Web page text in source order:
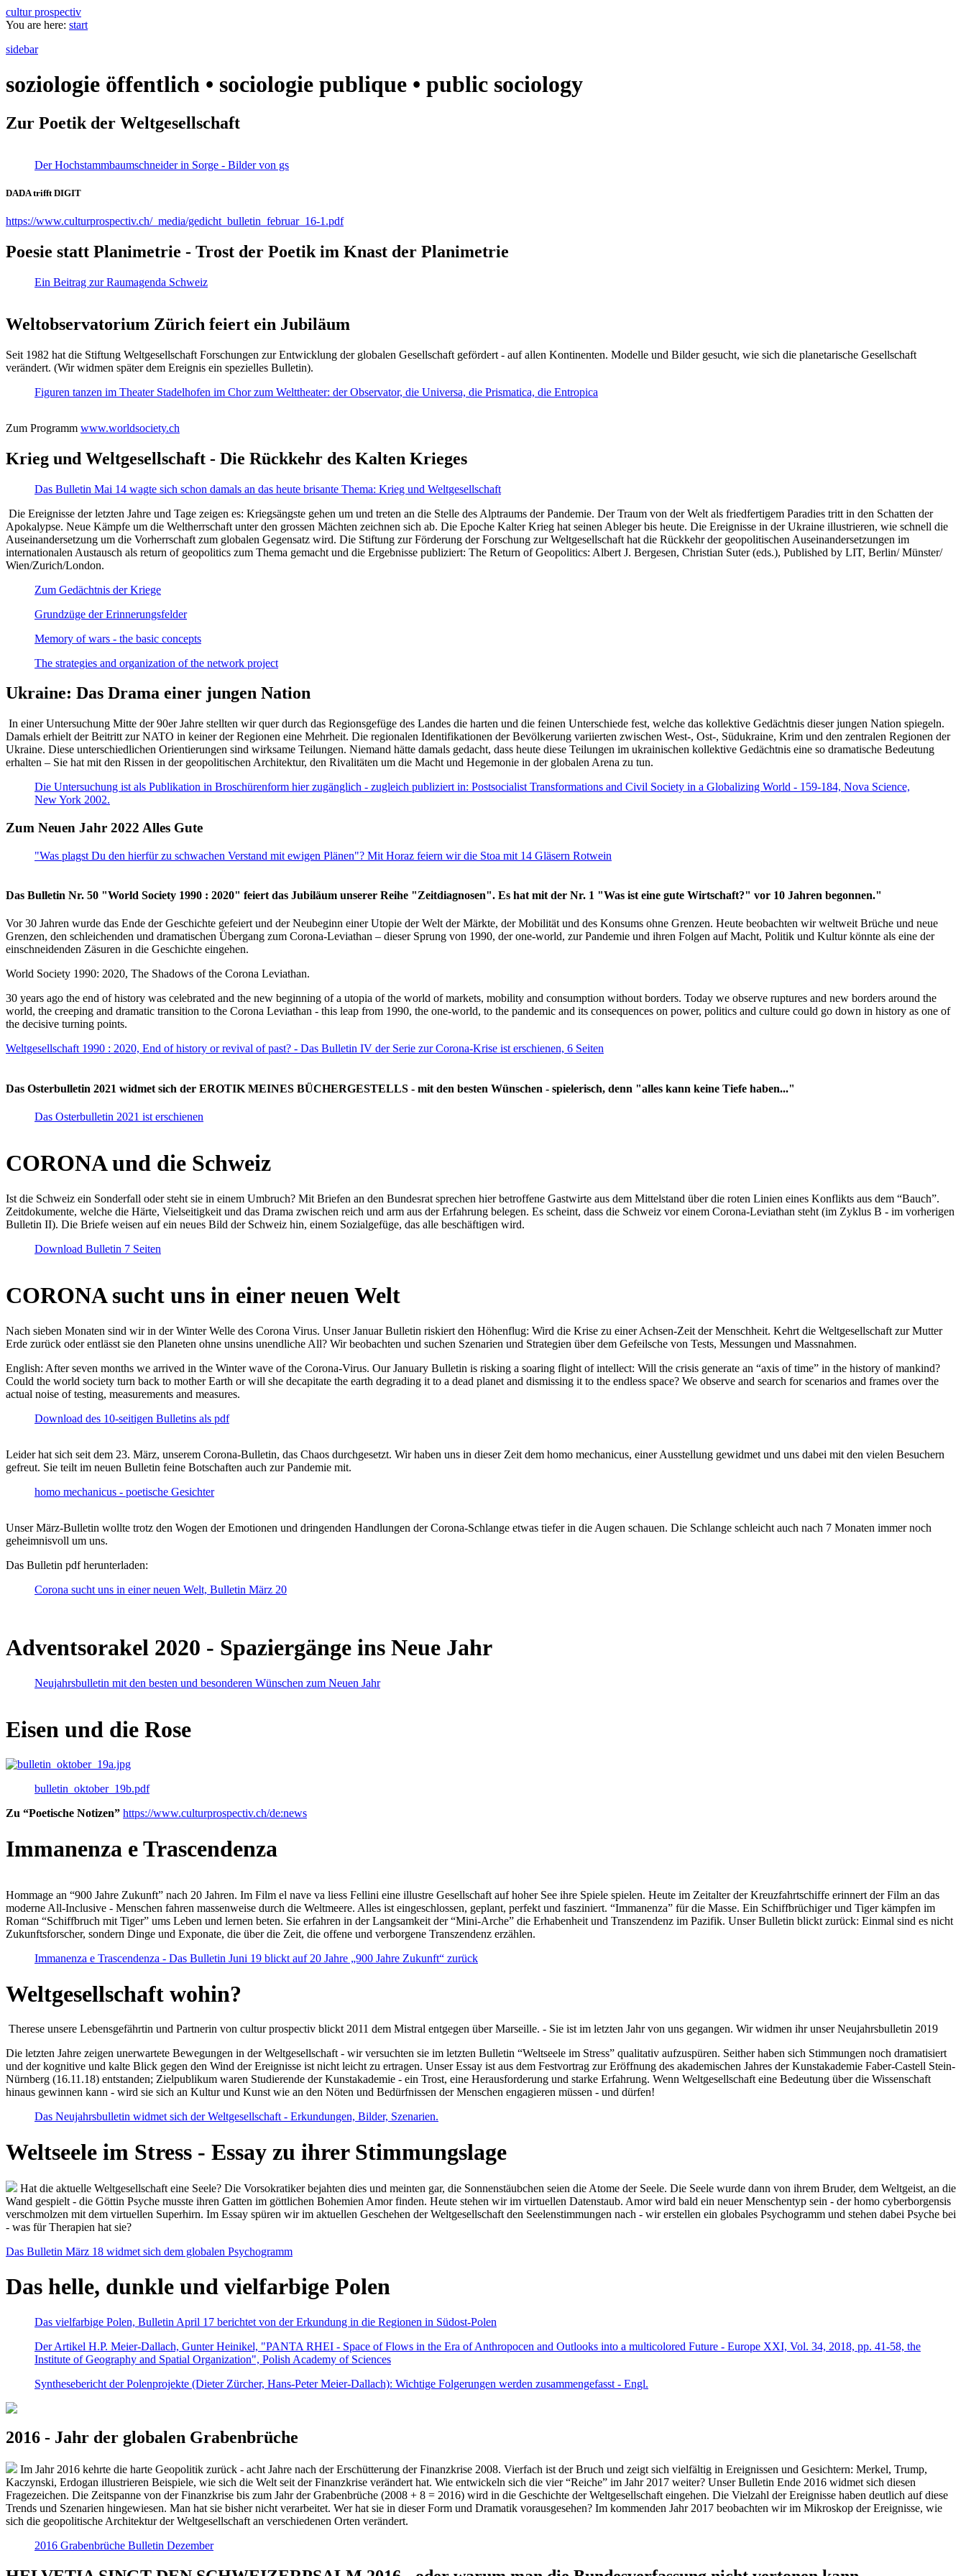
cultur prospectiv
You are here: start
sidebar
soziologie öffentlich • sociologie publique • public sociology
Zur Poetik der Weltgesellschaft
Der Hochstammbaumschneider in Sorge - Bilder von gs
DADA trifft DIGIT
https://www.culturprospectiv.ch/_media/gedicht_bulletin_februar_16-1.pdf
Poesie statt Planimetrie - Trost der Poetik im Knast der Planimetrie
Ein Beitrag zur Raumagenda Schweiz
Weltobservatorium Zürich feiert ein Jubiläum
Seit 1982 hat die Stiftung Weltgesellschaft Forschungen zur Entwicklung der globalen Gesellschaft gefördert - auf allen Kontinenten. Modelle und Bilder gesucht, wie sich die planetarische Gesellschaft
verändert. (Wir widmen später dem Ereignis ein spezielles Bulletin).
Figuren tanzen im Theater Stadelhofen im Chor zum Welttheater: der Observator, die Universa, die Prismatica, die Entropica
Zum Programm www.worldsociety.ch
Krieg und Weltgesellschaft - Die Rückkehr des Kalten Krieges
Das Bulletin Mai 14 wagte sich schon damals an das heute brisante Thema: Krieg und Weltgesellschaft
Die Ereignisse der letzten Jahre und Tage zeigen es: Kriegsängste gehen um und treten an die Stelle des Alptraums der Pandemie. Der Traum von der Welt als friedfertigem Paradies tritt in den Schatten der
Apokalypse. Neue Kämpfe um die Weltherrschaft unter den grossen Mächten zeichnen sich ab. Die Epoche Kalter Krieg hat seinen Ableger bis heute. Die Ereignisse in der Ukraine illustrieren, wie schnell die
Auseinandersetzung um die Vorherrschaft zum globalen Gegensatz wird. Die Stiftung zur Förderung der Forschung zur Weltgesellschaft hat die Rückkehr der geopolitischen Auseinandersetzungen im
internationalen Austausch als return of geopolitics zum Thema gemacht und die Ergebnisse publiziert: The Return of Geopolitics: Albert J. Bergesen, Christian Suter (eds.), Published by LIT, Berlin/ Münster/
Wien/Zurich/London.
Zum Gedächtnis der Kriege
Grundzüge der Erinnerungsfelder
Memory of wars - the basic concepts
The strategies and organization of the network project
Ukraine: Das Drama einer jungen Nation
In einer Untersuchung Mitte der 90er Jahre stellten wir quer durch das Regionsgefüge des Landes die harten und die feinen Unterschiede fest, welche das kollektive Gedächtnis dieser jungen Nation spiegeln.
Damals erhielt der Beitritt zur NATO in keiner der Regionen eine Mehrheit. Die regionalen Identifikationen der Bevölkerung variierten zwischen West-, Ost-, Südukraine, Krim und den zentralen Regionen der
Ukraine. Diese unterschiedlichen Orientierungen sind wirksame Teilungen. Niemand hätte damals gedacht, dass heute diese Teilungen im ukrainischen kollektive Gedächtnis eine so dramatische Bedeutung
erhalten – Sie hat mit den Rissen in der geopolitischen Architektur, den Rivalitäten um die Macht und Hegemonie in der globalen Arena zu tun.
Die Untersuchung ist als Publikation in Broschürenform hier zugänglich - zugleich publiziert in: Postsocialist Transformations and Civil Society in a Globalizing World - 159-184, Nova Science,
New York 2002.
Zum Neuen Jahr 2022 Alles Gute
"Was plagst Du den hierfür zu schwachen Verstand mit ewigen Plänen"? Mit Horaz feiern wir die Stoa mit 14 Gläsern Rotwein
Das Bulletin Nr. 50 "World Society 1990 : 2020" feiert das Jubiläum unserer Reihe "Zeitdiagnosen". Es hat mit der Nr. 1 "Was ist eine gute Wirtschaft?" vor 10 Jahren begonnen."
Vor 30 Jahren wurde das Ende der Geschichte gefeiert und der Neubeginn einer Utopie der Welt der Märkte, der Mobilität und des Konsums ohne Grenzen. Heute beobachten wir weltweit Brüche und neue
Grenzen, den schleichenden und dramatischen Übergang zum Corona-Leviathan – dieser Sprung von 1990, der one-world, zur Pandemie und ihren Folgen auf Macht, Politik und Kultur könnte als eine der
einschneidenden Zäsuren in die Geschichte eingehen.
World Society 1990: 2020, The Shadows of the Corona Leviathan.
30 years ago the end of history was celebrated and the new beginning of a utopia of the world of markets, mobility and consumption without borders. Today we observe ruptures and new borders around the
world, the creeping and dramatic transition to the Corona Leviathan - this leap from 1990, the one-world, to the pandemic and its consequences on power, politics and culture could go down in history as one of
the decisive turning points.
Weltgesellschaft 1990 : 2020, End of history or revival of past? - Das Bulletin IV der Serie zur Corona-Krise ist erschienen, 6 Seiten
Das Osterbulletin 2021 widmet sich der EROTIK MEINES BÜCHERGESTELLS - mit den besten Wünschen - spielerisch, denn "alles kann keine Tiefe haben..."
Das Osterbulletin 2021 ist erschienen
CORONA und die Schweiz
Ist die Schweiz ein Sonderfall oder steht sie in einem Umbruch? Mit Briefen an den Bundesrat sprechen hier betroffene Gastwirte aus dem Mittelstand über die roten Linien eines Konflikts aus dem “Bauch”.
Zeitdokumente, welche die Härte, Vielseitigkeit und das Drama zwischen reich und arm aus der Erfahrung belegen. Es scheint, dass die Schweiz vor einem Corona-Leviathan steht (im Zyklus B - im vorherigen
Bulletin II). Die Briefe weisen auf ein neues Bild der Schweiz hin, einem Sozialgefüge, das alle beschäftigen wird.
Download Bulletin 7 Seiten
CORONA sucht uns in einer neuen Welt
Nach sieben Monaten sind wir in der Winter Welle des Corona Virus. Unser Januar Bulletin riskiert den Höhenflug: Wird die Krise zu einer Achsen-Zeit der Menschheit. Kehrt die Weltgesellschaft zur Mutter
Erde zurück oder entlässt sie den Planeten ohne unsins unendliche All? Wir beobachten und suchen Szenarien und Strategien über dem Gefeilsche von Tests, Messungen und Massnahmen.
English: After seven months we arrived in the Winter wave of the Corona-Virus. Our January Bulletin is risking a soaring flight of intellect: Will the crisis generate an “axis of time” in the history of mankind?
Could the world society turn back to mother Earth or will she decapitate the earth degrading it to a dead planet and dismissing it to the endless space? We observe and search for scenarios and frames over the
actual noise of testing, measurements and measures.
Download des 10-seitigen Bulletins als pdf
Leider hat sich seit dem 23. März, unserem Corona-Bulletin, das Chaos durchgesetzt. Wir haben uns in dieser Zeit dem homo mechanicus, einer Ausstellung gewidmet und uns dabei mit den vielen Besuchern
gefreut. Sie teilt im neuen Bulletin feine Botschaften auch zur Pandemie mit.
homo mechanicus - poetische Gesichter
Unser März-Bulletin wollte trotz den Wogen der Emotionen und dringenden Handlungen der Corona-Schlange etwas tiefer in die Augen schauen. Die Schlange schleicht auch nach 7 Monaten immer noch
geheimnisvoll um uns.
Das Bulletin pdf herunterladen:
Corona sucht uns in einer neuen Welt, Bulletin März 20
Adventsorakel 2020 - Spaziergänge ins Neue Jahr
Neujahrsbulletin mit den besten und besonderen Wünschen zum Neuen Jahr
Eisen und die Rose
bulletin_oktober_19b.pdf
Zu “Poetische Notizen” https://www.culturprospectiv.ch/de:news
Immanenza e Trascendenza
Hommage an “900 Jahre Zukunft” nach 20 Jahren. Im Film el nave va liess Fellini eine illustre Gesellschaft auf hoher See ihre Spiele spielen. Heute im Zeitalter der Kreuzfahrtschiffe erinnert der Film an das
moderne All-Inclusive - Menschen fahren massenweise durch die Weltmeere. Alles ist eingeschlossen, geplant, perfekt und fasziniert. “Immanenza” für die Masse. Ein Schiffbrüchiger und Tiger kämpfen im
Roman “Schiffbruch mit Tiger” ums Leben und lernen beten. Sie erfahren in der Langsamkeit der “Mini-Arche” die Erhabenheit und Transzendenz im Pazifik. Unser Bulletin blickt zurück: Einmal sind es nicht
Zukunftsforscher, sondern Dinge und Exponate, die über die Zeit, die offene und verborgene Transzendenz erzählen.
Immanenza e Trascendenza - Das Bulletin Juni 19 blickt auf 20 Jahre „900 Jahre Zukunft“ zurück
Weltgesellschaft wohin?
Therese unsere Lebensgefährtin und Partnerin von cultur prospectiv blickt 2011 dem Mistral entgegen über Marseille. - Sie ist im letzten Jahr von uns gegangen. Wir widmen ihr unser Neujahrsbulletin 2019
Die letzten Jahre zeigen unerwartete Bewegungen in der Weltgesellschaft - wir versuchten sie im letzten Bulletin “Weltseele im Stress” qualitativ aufzuspüren. Seither haben sich Stimmungen noch dramatisiert
und der kognitive und kalte Blick gegen den Wind der Ereignisse ist nicht leicht zu ertragen. Unser Essay ist aus dem Festvortrag zur Eröffnung des akademischen Jahres der Kunstakademie Faber-Castell Stein-
Nürnberg (16.11.18) entstanden; Zielpublikum waren Studierende der Kunstakademie - ein Trost, eine Herausforderung und starke Erfahrung. Wenn Weltgesellschaft eine Bedeutung über die Wissenschaft
hinaus gewinnen kann - wird sie sich an Kultur und Kunst wie an den Nöten und Bedürfnissen der Menschen engagieren müssen - und dürfen!
Das Neujahrsbulletin widmet sich der Weltgesellschaft - Erkundungen, Bilder, Szenarien.
Weltseele im Stress - Essay zu ihrer Stimmungslage
Hat die aktuelle Weltgesellschaft eine Seele? Die Vorsokratiker bejahten dies und meinten gar, die Sonnenstäubchen seien die Atome der Seele. Die Seele wurde dann von ihrem Bruder, dem Weltgeist, an die
Wand gespielt - die Göttin Psyche musste ihren Gatten im göttlichen Bohemien Amor finden. Heute stehen wir im virtuellen Datenstaub. Amor wird bald ein neuer Menschentyp sein - der homo cyberborgensis
verschmolzen mit dem virtuellen Superhirn. Im Essay spüren wir im aktuellen Geschehen der Weltgesellschaft den Seelenstimmungen nach - wir erstellen ein globales Psychogramm und stehen dabei Psyche bei
- was für Therapien hat sie?
Das Bulletin März 18 widmet sich dem globalen Psychogramm
Das helle, dunkle und vielfarbige Polen
Das vielfarbige Polen, Bulletin April 17 berichtet von der Erkundung in die Regionen in Südost-Polen
Der Artikel H.P. Meier-Dallach, Gunter Heinikel, "PANTA RHEI - Space of Flows in the Era of Anthropocen and Outlooks into a multicolored Future - Europe XXI, Vol. 34, 2018, pp. 41-58, the
Institute of Geography and Spatial Organization", Polish Academy of Sciences
Synthesebericht der Polenprojekte (Dieter Zürcher, Hans-Peter Meier-Dallach): Wichtige Folgerungen werden zusammengefasst - Engl.
2016 - Jahr der globalen Grabenbrüche
Im Jahr 2016 kehrte die harte Geopolitik zurück - acht Jahre nach der Erschütterung der Finanzkrise 2008. Vierfach ist der Bruch und zeigt sich vielfältig in Ereignissen und Gesichtern: Merkel, Trump,
Kaczynski, Erdogan illustrieren Beispiele, wie sich die Welt seit der Finanzkrise verändert hat. Wie entwickeln sich die vier “Reiche” im Jahr 2017 weiter? Unser Bulletin Ende 2016 widmet sich diesen
Fragezeichen. Die Zeitspanne von der Finanzkrise bis zum Jahr der Grabenbrüche (2008 + 8 = 2016) wird in die Geschichte der Weltgesellschaft eingehen. Die Vielzahl der Ereignisse haben deutlich auf diese
Trends und Szenarien hingewiesen. Man hat sie bisher nicht verarbeitet. Wer hat sie in dieser Form und Dramatik vorausgesehen? Im kommenden Jahr 2017 beobachten wir im Mikroskop der Ereignisse, wie
sich die geopolitische Architektur der Weltgesellschaft an verschiedenen Orten verändert.
2016 Grabenbrüche Bulletin Dezember